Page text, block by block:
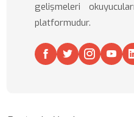
gelişmeleri
platformudur.